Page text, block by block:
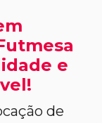
e
de